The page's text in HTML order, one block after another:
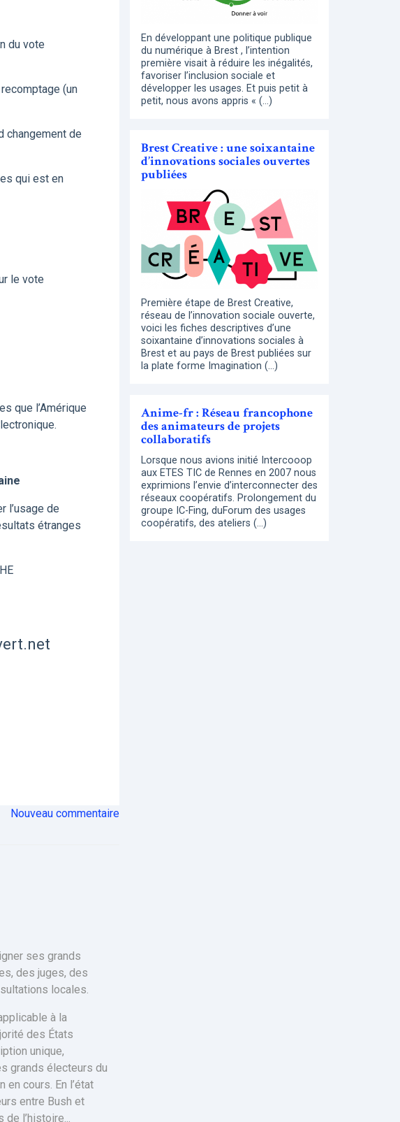
du vote
(un
changement de
qui est en
le vote
que l’Amérique
l’usage de
étranges
Nouveau commentaire
ses grands
des juges, des
locales.
à la
des États
unique,
grands électeurs du
cours. En l’état
entre Bush et
l’histoire...
En développant une politique publique
du numérique à Brest , l’intention
première visait à réduire les inégalités,
favoriser l’inclusion sociale et
développer les usages. Et puis petit à
petit, nous avons appris « (…)
Brest Creative : une soixantaine
d’innovations sociales ouvertes
publiées
Première étape de Brest Creative,
réseau de l’innovation sociale ouverte,
voici les fiches descriptives d’une
soixantaine d’innovations sociales à
Brest et au pays de Brest publiées sur
la plate forme Imagination (…)
Anime-fr : Réseau francophone
des animateurs de projets
collaboratifs
Lorsque nous avions initié Intercooop
aux ETES TIC de Rennes en 2007 nous
exprimions l’envie d’interconnecter des
réseaux coopératifs. Prolongement du
groupe IC-Fing, duForum des usages
coopératifs, des ateliers (…)